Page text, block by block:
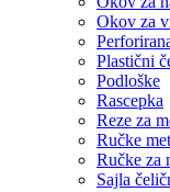
Okov za
Plastični
Podloške
Rascepka
Reze za
Ručke
Ručke za
Sajla